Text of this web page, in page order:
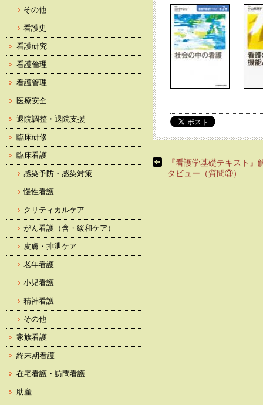
『看護学基礎テキスト』
タビュー（質問③）
その他
看護史
看護研究
看護倫理
看護管理
医療安全
退院調整・退院支援
臨床研修
臨床看護
感染予防・感染対策
慢性看護
クリティカルケア
がん看護（含・緩和ケア）
皮膚・排泄ケア
老年看護
小児看護
精神看護
その他
家族看護
終末期看護
在宅看護・訪問看護
助産